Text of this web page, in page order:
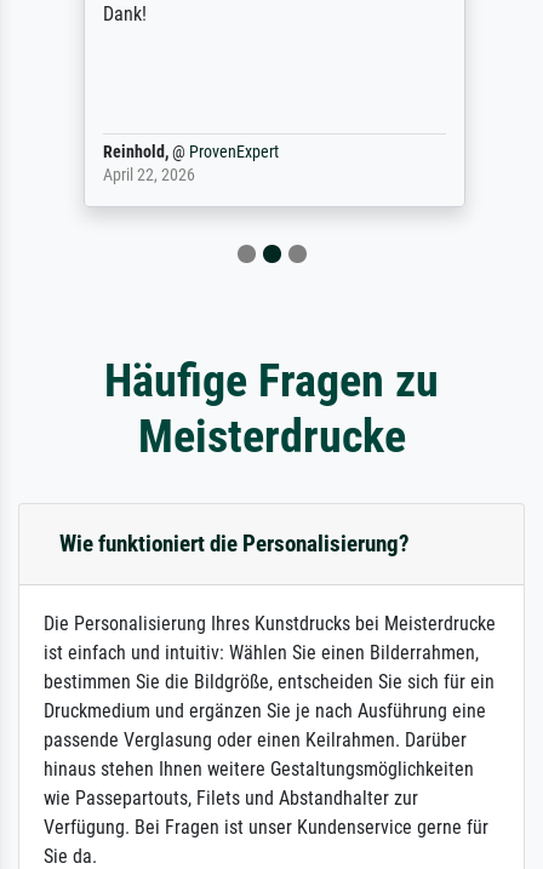
Dank!
Reinhold,@ ProvenExpert
April 22, 2026
Häufige Fragen zu
Meisterdrucke
Wie funktioniert die Personalisierung?
Die Personalisierung Ihres Kunstdrucks bei Meisterdrucke
ist einfach und intuitiv: Wählen Sie einen Bilderrahmen,
bestimmen Sie die Bildgröße, entscheiden Sie sich für ein
Druckmedium und ergänzen Sie je nach Ausführung eine
passende Verglasung oder einen Keilrahmen. Darüber
hinaus stehen Ihnen weitere Gestaltungsmöglichkeiten
wie Passepartouts, Filets und Abstandhalter zur
Verfügung. Bei Fragen ist unser Kundenservice gerne für
Sie da.